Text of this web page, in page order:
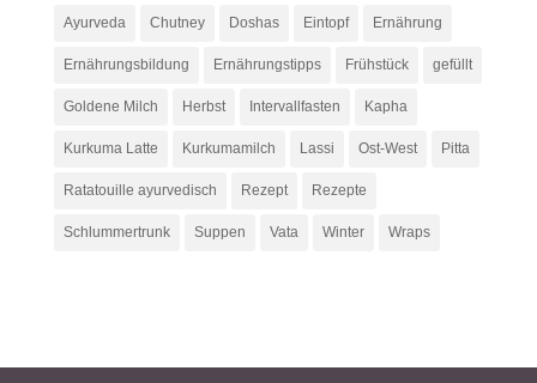
Ayurveda Chutney Doshas Eintopf Ernährung
Ernährungsbildung Ernährungstipps Frühstück gefüllt
Goldene Milch Herbst Intervallfasten Kapha
Kurkuma Latte Kurkumamilch Lassi Ost-West Pitta
Ratatouille ayurvedisch Rezept Rezepte
Schlummertrunk Suppen Vata Winter Wraps